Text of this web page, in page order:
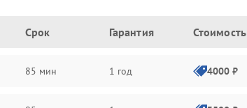
Срок Гарантия Стоимость
85 мин 1 год 4000 ₽